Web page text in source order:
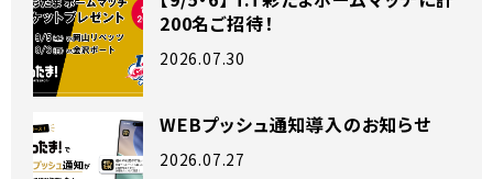
200名ご招待！
2026.07.30
WEBプッシュ通知導入のお知らせ
2026.07.27